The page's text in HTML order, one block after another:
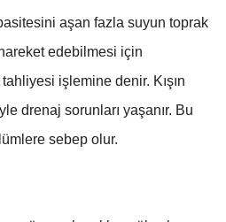
aşan fazla suyun toprak
edebilmesi için
işlemine denir. Kışın
drenaj sorunları yaşanır. Bu
sebep olur.